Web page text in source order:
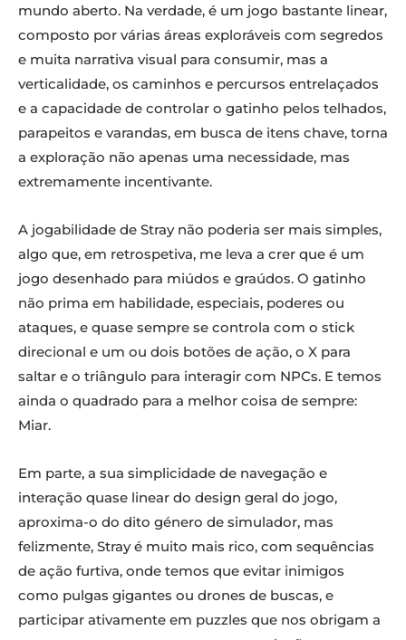
mundo aberto. Na verdade, é um jogo bastante linear,
composto por várias áreas exploráveis com segredos
e muita narrativa visual para consumir, mas a
verticalidade, os caminhos e percursos entrelaçados
e a capacidade de controlar o gatinho pelos telhados,
parapeitos e varandas, em busca de itens chave, torna
a exploração não apenas uma necessidade, mas
extremamente incentivante.
A jogabilidade de Stray não poderia ser mais simples,
algo que, em retrospetiva, me leva a crer que é um
jogo desenhado para miúdos e graúdos. O gatinho
não prima em habilidade, especiais, poderes ou
ataques, e quase sempre se controla com o stick
direcional e um ou dois botões de ação, o X para
saltar e o triângulo para interagir com NPCs. E temos
ainda o quadrado para a melhor coisa de sempre:
Miar.
Em parte, a sua simplicidade de navegação e
interação quase linear do design geral do jogo,
aproxima-o do dito género de simulador, mas
felizmente, Stray é muito mais rico, com sequências
de ação furtiva, onde temos que evitar inimigos
como pulgas gigantes ou drones de buscas, e
participar ativamente em puzzles que nos obrigam a